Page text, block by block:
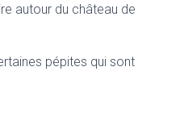
autour du château de
pépites qui sont